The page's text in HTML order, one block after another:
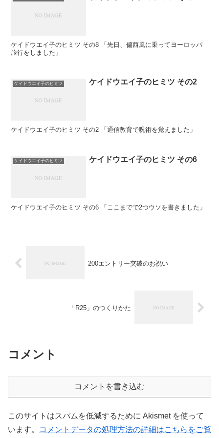
ケイドウエイ子のヒミツ その8 「先日、偏西風に乗ってヨーロッパ
旅行をしました」
ケイドウエイ子のヒミツ ケイドウエイ子のヒミツ その2
ケイドウエイ子のヒミツ その2 「通信教育で呪術を覚えました」
ケイドウエイ子のヒミツ ケイドウエイ子のヒミツ その6
ケイドウエイ子のヒミツ その6 「ここまでで2つウソを書きました」
200エントリー突破のお祝い
「R25」のつくりかた
コメント
コメントを書き込む
このサイトはスパムを低減するために Akismet を使って
います。
コメントデータの処理方法の詳細はこちらをご覧